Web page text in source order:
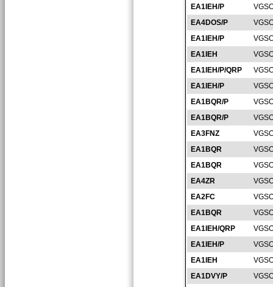
EA1IEH/P
EA4DOS/P
EA1IEH/P
EA1IEH
EA1IEH/P/QRP
EA1IEH/P
EA1BQR/P
EA1BQR/P
EA3FNZ
EA1BQR
EA1BQR
EA4ZR
EA2FC
EA1BQR
EA1IEH/QRP
EA1IEH/P
EA1IEH
EA1DVY/P